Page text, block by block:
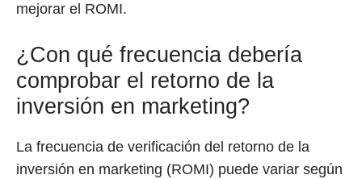
mejorar el ROMI.
¿Con qué frecuencia debería
comprobar el retorno de la
inversión en marketing?
La frecuencia de verificación del retorno de la
inversión en marketing (ROMI) puede variar según